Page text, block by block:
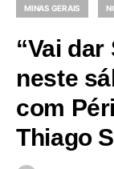
MINAS GERAIS
“Vai
neste
com
Thiago